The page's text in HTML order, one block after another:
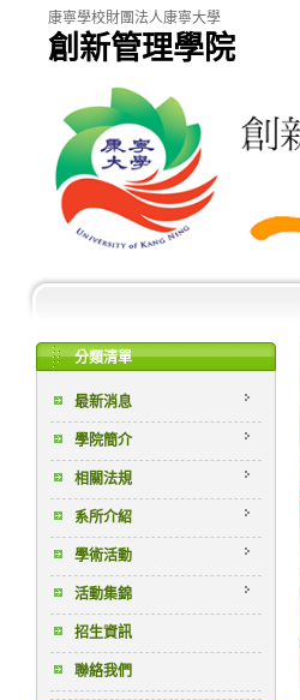
創新管理學院
康寧學校財團法人康寧大學
分類清單
最新消息
學院簡介
相關法規
系所介紹
學術活動
活動集錦
招生資訊
聯絡我們